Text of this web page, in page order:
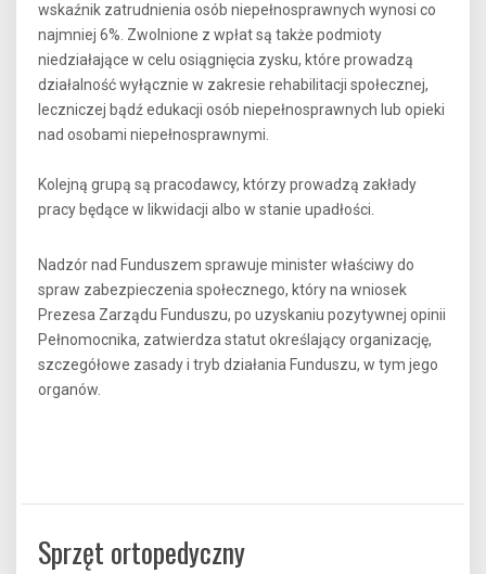
wskaźnik zatrudnienia osób niepełnosprawnych wynosi co
najmniej 6%. Zwolnione z wpłat są także podmioty
niedziałające w celu osiągnięcia zysku, które prowadzą
działalność wyłącznie w zakresie rehabilitacji społecznej,
leczniczej bądź edukacji osób niepełnosprawnych lub opieki
nad osobami niepełnosprawnymi.
Kolejną grupą są pracodawcy, którzy prowadzą zakłady
pracy będące w likwidacji albo w stanie upadłości.
Nadzór nad Funduszem sprawuje minister właściwy do
spraw zabezpieczenia społecznego, który na wniosek
Prezesa Zarządu Funduszu, po uzyskaniu pozytywnej opinii
Pełnomocnika, zatwierdza statut określający organizację,
szczegółowe zasady i tryb działania Funduszu, w tym jego
organów.
Sprzęt ortopedyczny